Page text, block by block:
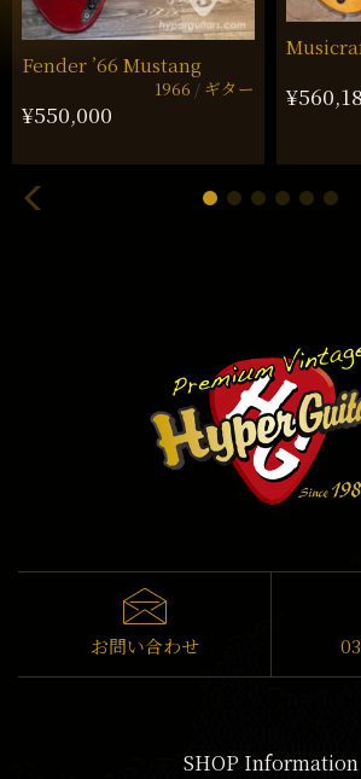
Fender ’66 Mustang
1966 ギター
¥550,000
お問い合わせ
SHOP Information